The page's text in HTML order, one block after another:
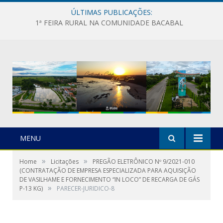
ÚLTIMAS PUBLICAÇÕES:
1ª FEIRA RURAL NA COMUNIDADE BACABAL
MENU
Home » Licitações »
PREGÃO ELETRÔNICO Nº 9/2021-010
(CONTRATAÇÃO DE EMPRESA ESPECIALIZADA PARA AQUISIÇÃO
DE VASILHAME E FORNECIMENTO “IN LOCO” DE RECARGA DE GÁS
P-13 KG) » PARECER-JURIDICO-8